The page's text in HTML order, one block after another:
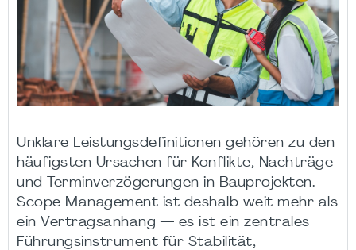
Unklare Leistungsdefinitionen gehören zu den
häufigsten Ursachen für Konflikte, Nachträge
und Terminverzögerungen in Bauprojekten.
Scope Management ist deshalb weit mehr als
ein Vertragsanhang — es ist ein zentrales
Führungsinstrument für Stabilität,